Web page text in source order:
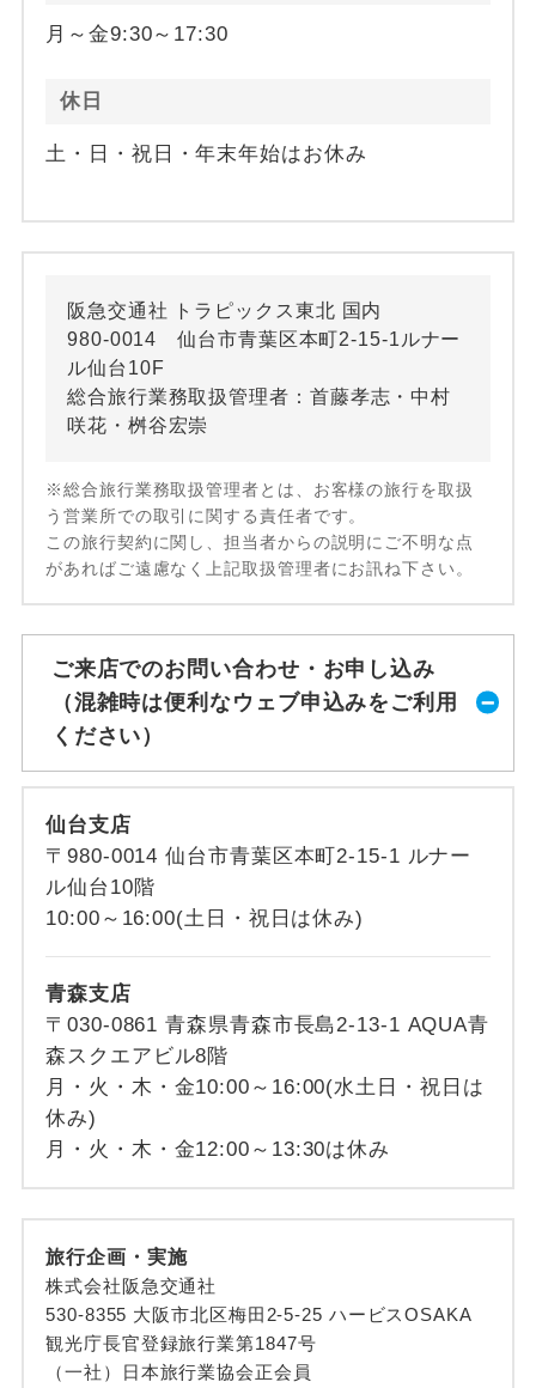
月～金9:30～17:30
休日
土・日・祝日・年末年始はお休み
阪急交通社 トラピックス東北 国内
980-0014 仙台市青葉区本町2-15-1ルナー
ル仙台10F
総合旅行業務取扱管理者：首藤孝志・中村
咲花・桝谷宏崇
※総合旅行業務取扱管理者とは、お客様の旅行を取扱
う営業所での取引に関する責任者です。
この旅行契約に関し、担当者からの説明にご不明な点
があればご遠慮なく上記取扱管理者にお訊ね下さい。
ご来店でのお問い合わせ・お申し込み
（混雑時は便利なウェブ申込みをご利用
ください）
仙台支店
〒980-0014 仙台市青葉区本町2-15-1 ルナー
ル仙台10階
10:00～16:00(土日・祝日は休み)
青森支店
〒030-0861 青森県青森市長島2-13-1 AQUA青
森スクエアビル8階
月・火・木・金10:00～16:00(水土日・祝日は
休み)
月・火・木・金12:00～13:30は休み
旅行企画・実施
株式会社阪急交通社
530-8355 大阪市北区梅田2-5-25 ハービスOSAKA
観光庁長官登録旅行業第1847号
（一社）日本旅行業協会正会員